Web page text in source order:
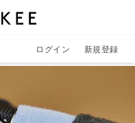
ログイン 新規登録